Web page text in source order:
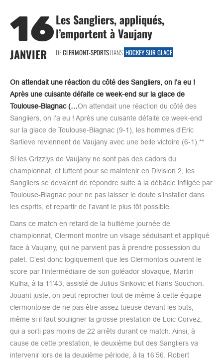
16
JANVIER
Les Sangliers, appliqués,
l’emportent à Vaujany
DECLERMONT-SPORTSDANS HOCKEY SUR GLACE
On attendait une réaction du côté des Sangliers, on l’a eu !
Après une cuisante défaite ce week-end sur la glace de
Toulouse-Blagnac (…On attendait une réaction du côté des
Sangliers, on l’a eu ! Après une cuisante défaite ce week-end
sur la glace de Toulouse-Blagnac (9-1), les hommes d’Eric
Sarlieve reviennent de Vaujany avec une belle victoire (6-1).**
Si les Grizzlys de Vaujany ne sont pas des cadors du
championnat, et luttent pour se maintenir en Division 2, les
Sangliers se devaient de répondre suite à la débâcle infligée par
Toulouse-Blagnac pour ne pas laisser le doute s’installer dans
les esprits, et repartir de l’avant le plus tôt possible.
Dans ce match en retard de la huitième journée de
championnat, Clermont montre un visage séduisant et appliqué
face à Vaujany, qui ne parvient pas à prendre possession du
palet. C’est donc logiquement que les Clermontois ouvrent le
score par l’intermédiaire de son goléador slovaque, Martin
Kulha, à la 11’43, assisté de Julius Sinkovic et Nans Souchon.
Jouant juste, on peut reprocher tout de même à cette équipe
clermontoise de ne pas être assez tueuse devant les buts,
même si il faut souligner la grosse prestation de Loic Corvez,
qui a sorti pas moins de 22 arrêts durant ce match. Ainsi, à
cause de cette prestation, le deuxième but des Sangliers va
intervenir lors de la deuxième période, à la 16’56. Robert